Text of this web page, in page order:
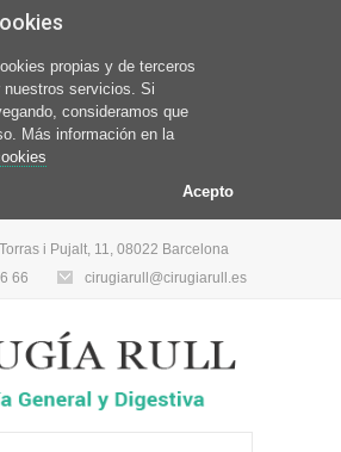
propias y de terceros
nuestros servicios. Si
consideramos que
Más información en la
Acepto
i Pujalt, 11, 08022 Barcelona
66
cirugiarull@cirugiarull.es